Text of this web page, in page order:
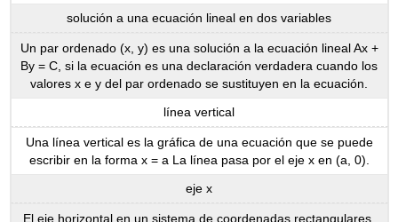
solución a una ecuación lineal en dos variables
Un par ordenado (x, y) es una solución a la ecuación lineal Ax +
By = C, si la ecuación es una declaración verdadera cuando los
valores x e y del par ordenado se sustituyen en la ecuación.
línea vertical
Una línea vertical es la gráfica de una ecuación que se puede
escribir en la forma x = a La línea pasa por el eje x en (a, 0).
eje x
El eje horizontal en un sistema de coordenadas rectangulares.